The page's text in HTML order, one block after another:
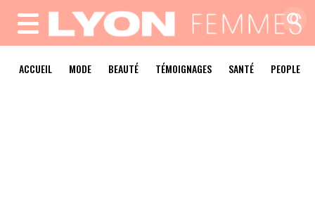
MENU
ACCUEIL MODE BEAUTÉ TÉMOIGNAGES SANTÉ PEOPLE